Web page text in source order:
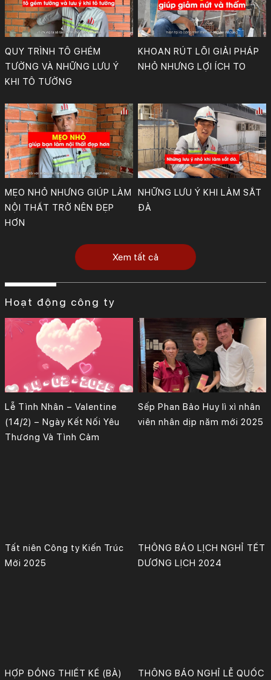
QUY TRÌNH TÔ GHÉM
TƯỜNG VÀ NHỮNG LƯU Ý
KHI TÔ TƯỜNG
KHOAN RÚT LÕI GIẢI PHÁP
NHỎ NHƯNG LỢI ÍCH TO
MẸO NHỎ NHƯNG GIÚP LÀM
NỘI THẤT TRỞ NÊN ĐẸP
HƠN
NHỮNG LƯU Ý KHI LÀM SẮT
ĐÀ
Xem tất cả
Hoạt động công ty
Lễ Tình Nhân – Valentine
(14/2) – Ngày Kết Nối Yêu
Thương Và Tình Cảm
Sếp Phan Bảo Huy lì xì nhân
viên nhân dịp năm mới 2025
Tất niên Công ty Kiến Trúc
Mới 2025
THÔNG BÁO LỊCH NGHỈ TẾT
DƯƠNG LỊCH 2024
HỢP ĐỒNG THIẾT KẾ (BÀ) THÔNG BÁO NGHỈ LỄ QUỐC